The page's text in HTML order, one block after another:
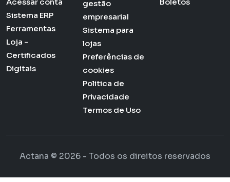
Sistema ERP
Ferramentas
Loja -
Certificados
Digitais
gestão
empresarial
Sistema para
lojas
Preferências de
cookies
Politica de
Privacidade
Termos de Uso
Actana © 2026 - Todos os direitos reservados